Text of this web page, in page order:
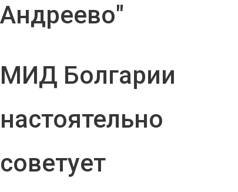
Андреево"
МИД Болгарии
настоятельно
советует